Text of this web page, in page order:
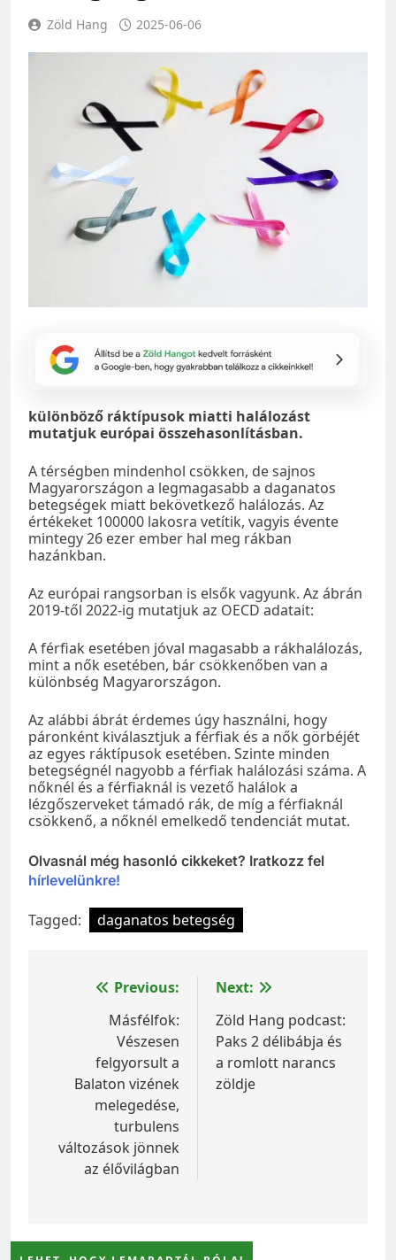
Zöld Hang 2025-06-06
különböző ráktípusok miatti halálozást
mutatjuk európai összehasonlításban.
A térségben mindenhol csökken, de sajnos
Magyarországon a legmagasabb a daganatos
betegségek miatt bekövetkező halálozás. Az
értékeket 100000 lakosra vetítik, vagyis évente
mintegy 26 ezer ember hal meg rákban
hazánkban.
Az európai rangsorban is elsők vagyunk. Az ábrán
2019-től 2022-ig mutatjuk az OECD adatait:
A férfiak esetében jóval magasabb a rákhalálozás,
mint a nők esetében, bár csökkenőben van a
különbség Magyarországon.
Az alábbi ábrát érdemes úgy használni, hogy
páronként kiválasztjuk a férfiak és a nők görbéjét
az egyes ráktípusok esetében. Szinte minden
betegségnél nagyobb a férfiak halálozási száma. A
nőknél és a férfiaknál is vezető halálok a
lézgőszerveket támadó rák, de míg a férfiaknál
csökkenő, a nőknél emelkedő tendenciát mutat.
Olvasnál még hasonló cikkeket? Iratkozz fel
hírlevelünkre!
Tagged: daganatos betegség
Bejegyzés
navigáció
Previous:
Másfélfok:
Vészesen
felgyorsult a
Balaton vizének
melegedése,
turbulens
változások jönnek
az élővilágban
Next:
Zöld Hang podcast:
Paks 2 délibábja és
a romlott narancs
zöldje